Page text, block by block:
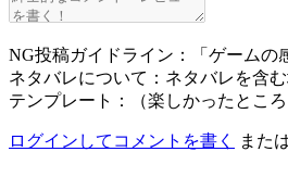
NG投稿ガイドライン：「ゲームの
ネタバレについて：ネタバレを含
テンプレート：（楽しかったとこ
ログインしてコメントを書く また